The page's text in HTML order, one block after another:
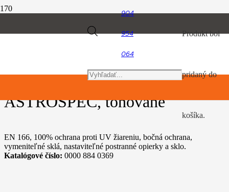
904
954
064
Products
search
Produktbol
pridaný do
košíka.
Osobné ochranné vybavenie
Ochranné okuliare
ASTROSPEC, tónované
EN 166, 100% ochrana proti UV žiareniu, bočná ochrana,
vymeniteľné sklá, nastaviteľné postranné opierky a sklo.
Katalógové číslo: 0000 884 0369